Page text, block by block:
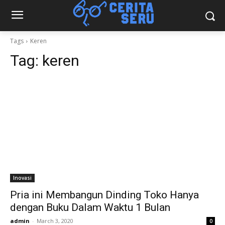
Tags Keren
Tag: keren
Inovasi
Pria ini Membangun Dinding Toko Hanya
dengan Buku Dalam Waktu 1 Bulan
admin - March 3, 2020 0